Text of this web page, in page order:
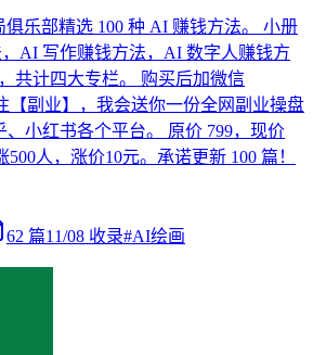
乐部精选 100 种 AI 赚钱方法。 小册
AI 写作赚钱方法，AI 数字人赚钱方
共计四大专栏。 购买后加微信
【副业】，我会送你一份全网副业操盘
、小红书各个平台。 原价 799，现价
人，涨价10元。承诺更新 100 篇！
62 篇11/08 收录#AI绘画